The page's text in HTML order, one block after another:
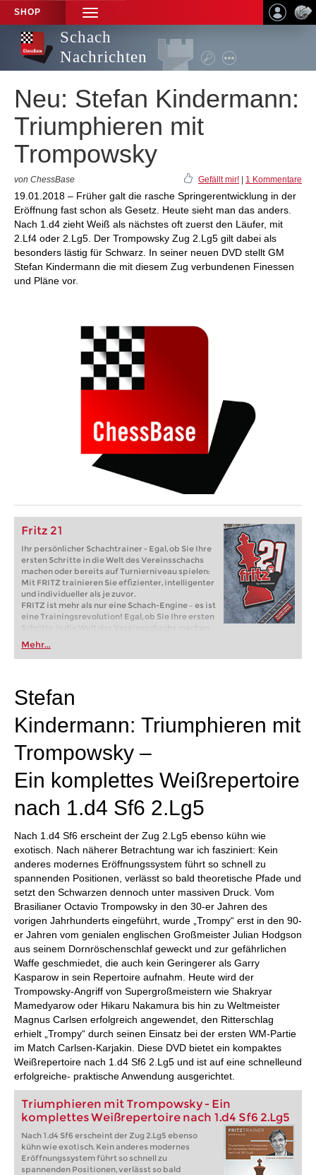
SHOP
TOGGLE
NAVIGATION
Schach
Nachrichten
Neu: Stefan Kindermann:
Triumphieren mit
Trompowsky
von ChessBase Gefällt mir! 1 Kommentare
19.01.2018 – Früher galt die rasche Springerentwicklung in der
Eröffnung fast schon als Gesetz. Heute sieht man das anders.
Nach 1.d4 zieht Weiß als nächstes oft zuerst den Läufer, mit
2.Lf4 oder 2.Lg5. Der Trompowsky Zug 2.Lg5 gilt dabei als
besonders lästig für Schwarz. In seiner neuen DVD stellt GM
Stefan Kindermann die mit diesem Zug verbundenen Finessen
und Pläne vor.
Fritz 21
Ihr persönlicher Schachtrainer - Egal, ob Sie Ihre
ersten Schritte in die Welt des Vereinsschachs
machen oder bereits auf Turnierniveau spielen:
Mit FRITZ trainieren Sie effizienter, intelligenter
und individueller als je zuvor.
FRITZ ist mehr als nur eine Schach-Engine – es ist
eine Trainingsrevolution! Egal, ob Sie Ihre ersten
Schritte in die Welt des Vereinsschachs machen
oder bereits auf Turnierniveau spielen: Mit
FRITZ trainieren Sie effizienter, intelligenter und
individueller als je zuvor.
Mehr...
Stefan
Kindermann: Triumphieren mit
Trompowsky –
Ein komplettes Weißrepertoire
nach 1.d4 Sf6 2.Lg5
Nach 1.d4 Sf6 erscheint der Zug 2.Lg5 ebenso kühn wie
exotisch. Nach näherer Betrachtung war ich fasziniert: Kein
anderes modernes Eröffnungssystem führt so schnell zu
spannenden Positionen, verlässt so bald theoretische Pfade und
setzt den Schwarzen dennoch unter massiven Druck. Vom
Brasilianer Octavio Trompowsky in den 30-er Jahren des
vorigen Jahrhunderts eingeführt, wurde „Trompy“ erst in den 90-
er Jahren vom genialen englischen Großmeister Julian Hodgson
aus seinem Dornröschenschlaf geweckt und zur gefährlichen
Waffe geschmiedet, die auch kein Geringerer als Garry
Kasparow in sein Repertoire aufnahm. Heute wird der
Trompowsky-Angriff von Supergroßmeistern wie Shakryar
Mamedyarow oder Hikaru Nakamura bis hin zu Weltmeister
Magnus Carlsen erfolgreich angewendet, den Ritterschlag
erhielt „Trompy“ durch seinen Einsatz bei der ersten WM-Partie
im Match Carlsen-Karjakin. Diese DVD bietet ein kompaktes
Weißrepertoire nach 1.d4 Sf6 2.Lg5 und ist auf eine schnelleund
erfolgreiche- praktische Anwendung ausgerichtet.
Triumphieren mit Trompowsky - Ein
komplettes Weißrepertoire nach 1.d4 Sf6 2.Lg5
Nach 1.d4 Sf6 erscheint der Zug 2.Lg5 ebenso
kühn wie exotisch. Kein anderes modernes
Eröffnungssystem führt so schnell zu
spannenden Positionen, verlässt so bald